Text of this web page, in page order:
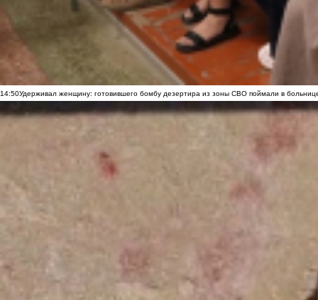
14:50Удерживал женщину: готовившего бомбу дезертира из зоны СВО поймали в